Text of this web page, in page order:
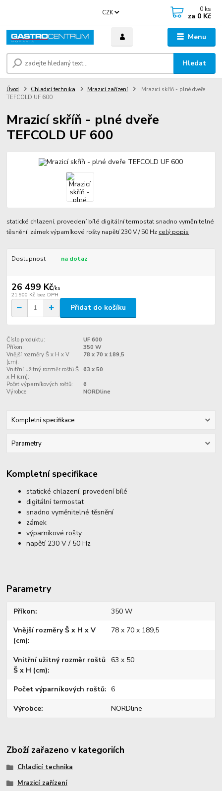
Menu
CZK
Hledat
0 ks
za 0 Kč
Úvod Chladicí technika Mrazicí zařízení
Mrazicí skříň - plné dveře
TEFCOLD UF 600
Mrazicí skříň - plné dveře
TEFCOLD UF 600
statické chlazení, provedení bílé digitální termostat snadno vyměnitelné
těsnění zámek výparníkové rošty napětí 230 V / 50 Hz celý popis
Dostupnost na dotaz
26 499 Kč/ks
21 900 Kč bez DPH
Přidat do košíku
Číslo produktu:
UF 600
Příkon:
350 W
Vnější rozměry Š x H x V
(cm):
78 x 70 x 189,5
Vnitřní užitný rozměr roštů Š
x H (cm):
63 x 50
Počet výparníkových roštů:
6
Výrobce:
NORDline
Kompletní specifikace
Parametry
Kompletní specifikace
statické chlazení, provedení bílé
digitální termostat
snadno vyměnitelné těsnění
zámek
výparníkové rošty
napětí 230 V / 50 Hz
Parametry
Příkon 350 W
Vnější rozměry Š x H x V
(cm)
78 x 70 x 189,5
Vnitřní užitný rozměr roštů
Š x H (cm)
63 x 50
Počet výparníkových roštů 6
Výrobce NORDline
Zboží zařazeno v kategoriích
Chladicí technika
Mrazicí zařízení